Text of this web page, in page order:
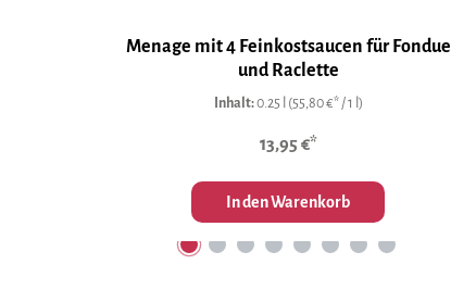
Menage mit 4 Feinkostsaucen für Fondue
und Raclette
Inhalt:0.25 l (55,80 €* / 1 l)
13,95 €*
In den Warenkorb